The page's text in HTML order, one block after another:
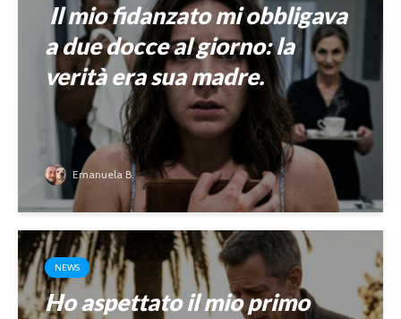
Il mio fidanzato mi obbligava
a due docce al giorno: la
verità era sua madre.
Emanuela B.
NEWS
Ho aspettato il mio primo